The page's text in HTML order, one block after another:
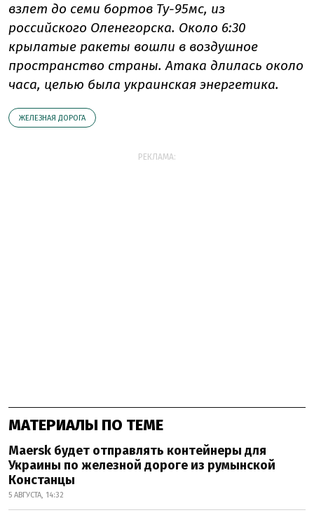
взлет до семи бортов Ту-95мс, из
российского Оленегорска. Около 6:30
крылатые ракеты вошли в воздушное
пространство страны. Атака длилась около
часа, целью была украинская энергетика.
ЖЕЛЕЗНАЯ ДОРОГА
РЕКЛАМА:
МАТЕРИАЛЫ ПО ТЕМЕ
Maersk будет отправлять контейнеры для
Украины по железной дороге из румынской
Констанцы
5 АВГУСТА, 14:32